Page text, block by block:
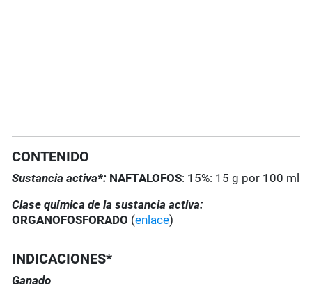
CONTENIDO
Sustancia activa*: NAFTALOFOS: 15%: 15 g por 100 ml
Clase química de la sustancia activa:
ORGANOFOSFORADO (enlace)
INDICACIONES*
Ganado